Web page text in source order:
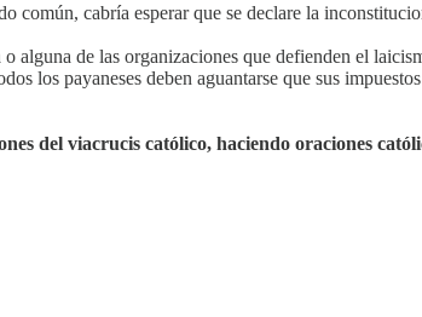
común, cabría esperar que se declare la
de las organizaciones que defienden el
los payaneses deben aguantarse que sus
del viacrucis católico, haciendo oraciones